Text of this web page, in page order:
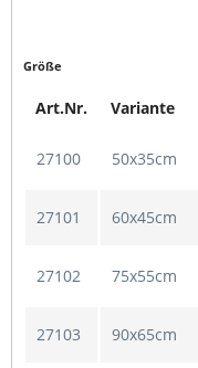
Größe
Art.Nr. Variante
27100 50x35cm
27101 60x45cm
27102 75x55cm
27103 90x65cm